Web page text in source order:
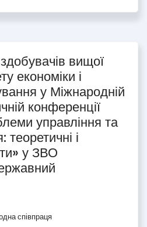
вищої
економіки і
у Міжнародній
конференції
управління та
теоретичні і
у ЗВО
співпраця